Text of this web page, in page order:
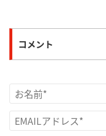
コメント